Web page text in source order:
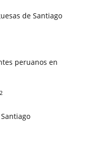
de Santiago
peruanos en